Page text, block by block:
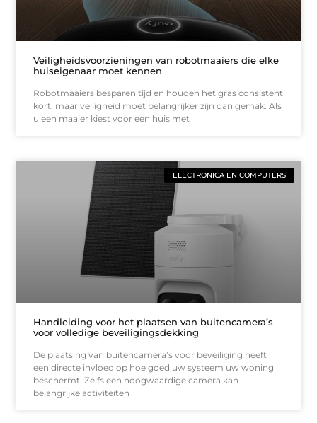
Veiligheidsvoorzieningen van robotmaaiers die elke
huiseigenaar moet kennen
Robotmaaiers besparen tijd en houden het gras consistent
kort, maar veiligheid moet belangrijker zijn dan gemak. Als
u een maaier kiest voor een huis met
ELECTRONICA EN COMPUTERS
Handleiding voor het plaatsen van buitencamera’s
voor volledige beveiligingsdekking
De plaatsing van buitencamera’s voor beveiliging heeft
een directe invloed op hoe goed uw systeem uw woning
beschermt. Zelfs een hoogwaardige camera kan
belangrijke activiteiten